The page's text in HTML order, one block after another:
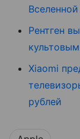
Рентген
Xiaomi
рублей